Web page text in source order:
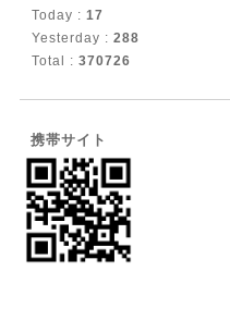
Today : 17
Yesterday : 288
Total : 370726
携帯サイト